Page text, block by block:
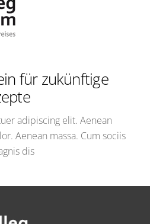
für zukünftige
adipiscing elit. Aenean
Aenean massa. Cum sociis
dis